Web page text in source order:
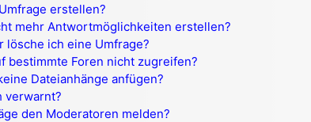
erstellen?
mehr Antwortmöglichkeiten erstellen?
lösche ich eine Umfrage?
bestimmte Foren nicht zugreifen?
Dateianhänge anfügen?
verwarnt?
den Moderatoren melden?